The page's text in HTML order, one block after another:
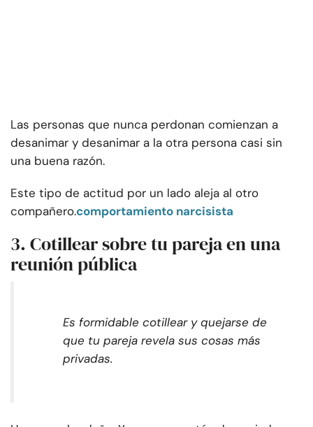
Las personas que nunca perdonan comienzan a
desanimar y desanimar a la otra persona casi sin
una buena razón.
Este tipo de actitud por un lado aleja al otro
compañero.comportamiento narcisista
3. Cotillear sobre tu pareja en una
reunión pública
Es formidable cotillear y quejarse de
que tu pareja revela sus cosas más
privadas.